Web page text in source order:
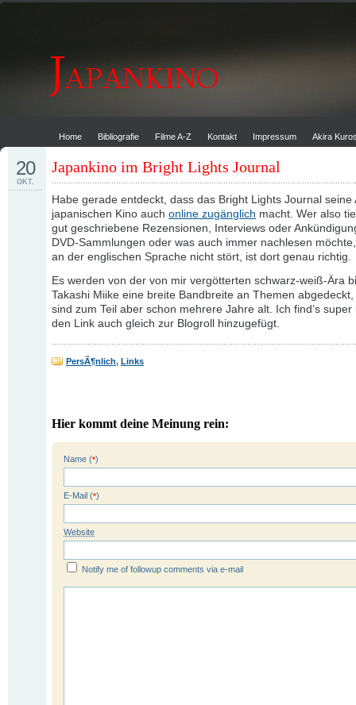
Home Bibliografie Filme A-Z Kontakt Impressum Akira
Japankino im Bright Lights Journal
20
OKT.
Habe gerade entdeckt, dass das Bright Lights Journal seine
japanischen Kino auch online zugänglich macht. Wer also
gut geschriebene Rezensionen, Interviews oder
DVD-Sammlungen oder was auch immer nachlesen
an der englischen Sprache nicht stört, ist dort genau richtig.
Es werden von der von mir vergötterten schwarz-weiß-Ära
Takashi Miike eine breite Bandbreite an Themen abgedeckt,
sind zum Teil aber schon mehrere Jahre alt. Ich find’s super
den Link auch gleich zur Blogroll hinzugefügt.
PersÃ¶nlich, Links
Hier kommt deine Meinung rein:
Name (*)
E-Mail (*)
Website
Notify me of followup comments via e-mail